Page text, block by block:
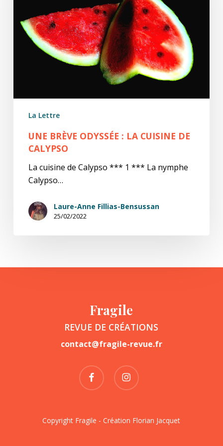
de
Calypso
La Lettre
UNE BRÈVE ODYSSÉE : LA CUISINE DE
CALYPSO
La cuisine de Calypso *** 1 *** La nymphe
Calypso…
Laure-Anne Fillias-Bensussan
25/02/2022
Fragile
REVUE DE CRÉATIONS
contact@fragile-revue.fr
facebook instagram
Copyright Fragile - Création Florian Jacquet